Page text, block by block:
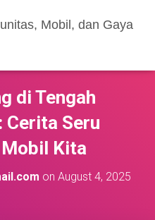
Mobil, dan Gaya
di Tengah
Cerita Seru
Kita
on August 4, 2025